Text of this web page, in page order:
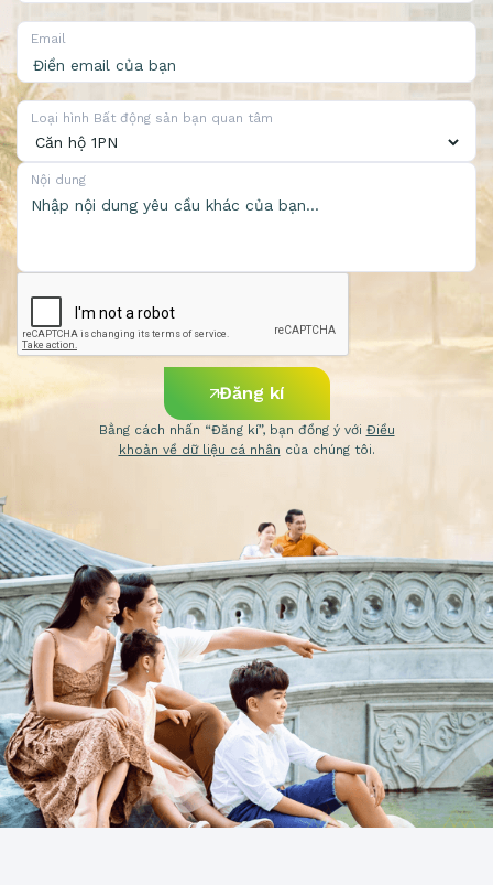
Email
Loại hình Bất động sản bạn quan tâm
Nội dung
Bằng cách nhấn “Đăng kí”, bạn đồng ý với Điều
khoản về dữ liệu cá nhân của chúng tôi.
Đăng kí